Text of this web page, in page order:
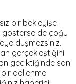
bir bekleyişe
gösterse de çoğu
düşmezsiniz.
gerçekleştiğini
geciktiğinde son
bir döllenme